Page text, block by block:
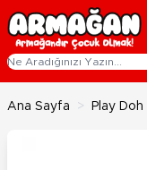
İçeriğe geç
Ana Sayfa > Play